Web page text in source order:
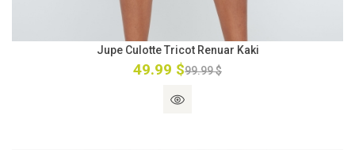
Jupe Culotte Tricot Renuar Kaki
49.99 $99.99 $